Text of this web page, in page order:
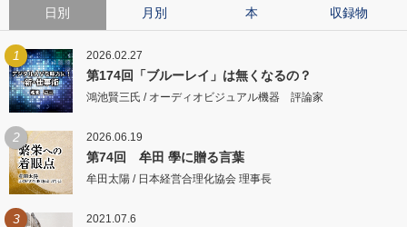
日別 月別 本 収録物
1 2026.02.27
第174回「ブルーレイ」は無くなるの？
鴻池賢三氏 / オーディオビジュアル機器 評論家
2 2026.06.19
第74回 牟田 學に贈る言葉
牟田太陽 / 日本経営合理化協会 理事長
3 2021.07.6